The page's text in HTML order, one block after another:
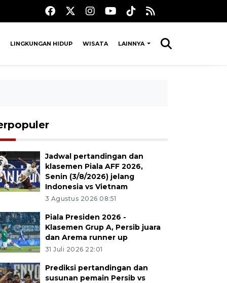
LINGKUNGAN HIDUP WISATA LAINNYA
Jadwal pertandingan dan
klasemen Piala AFF 2026,
Senin (3/8/2026) jelang
Indonesia vs Vietnam
3 Agustus 2026 08:51
Piala Presiden 2026 -
Klasemen Grup A, Persib juara
dan Arema runner up
31 Juli 2026 22:01
Prediksi pertandingan dan
susunan pemain Persib vs